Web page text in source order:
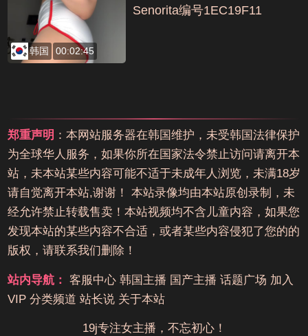
韩国 00:02:45
Senorita编号1EC19F11
郑重声明 ：本网站服务器在韩国维护，未受韩国法律保护
为全球华人服务，如果你所在国家法令禁止访问请离开本
站，未本站某些内容可能不适于未成年人浏览，未满18岁
请自觉离开本站,谢谢！ 本站录像均由本站原创录制，未
经允许禁止转载售卖！本站视频均不含儿童内容，如果您
发现本站的某些内容不合适，或者某些内容侵犯了您的的
版权，请联系我们删除！
站内导航： 客服中心 韩国主播 国产主播 话题广场 加入
VIP 分类频道 站长说 关于本站
19j专注女主播，不忘初心！